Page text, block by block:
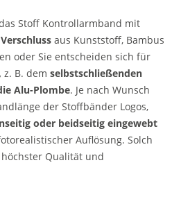
Stoff Kontrollarmband mit
aus Kunststoff, Bambus
oder Sie entscheiden sich für
z. B. dem selbstschließenden
Alu-Plombe. Je nach Wunsch
der Stoffbänder Logos,
oder beidseitig eingewebt
Auflösung. Solch
Qualität und